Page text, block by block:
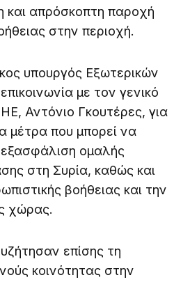
και απρόσκοπτη παροχή
στην περιοχή.
υπουργός Εξωτερικών
με τον γενικό
Αντόνιο Γκουτέρες, για
μέτρα που μπορεί να
ομαλής
στη Συρία, καθώς και
βοήθειας και την
χώρας.
επίσης τη
κοινότητας στην